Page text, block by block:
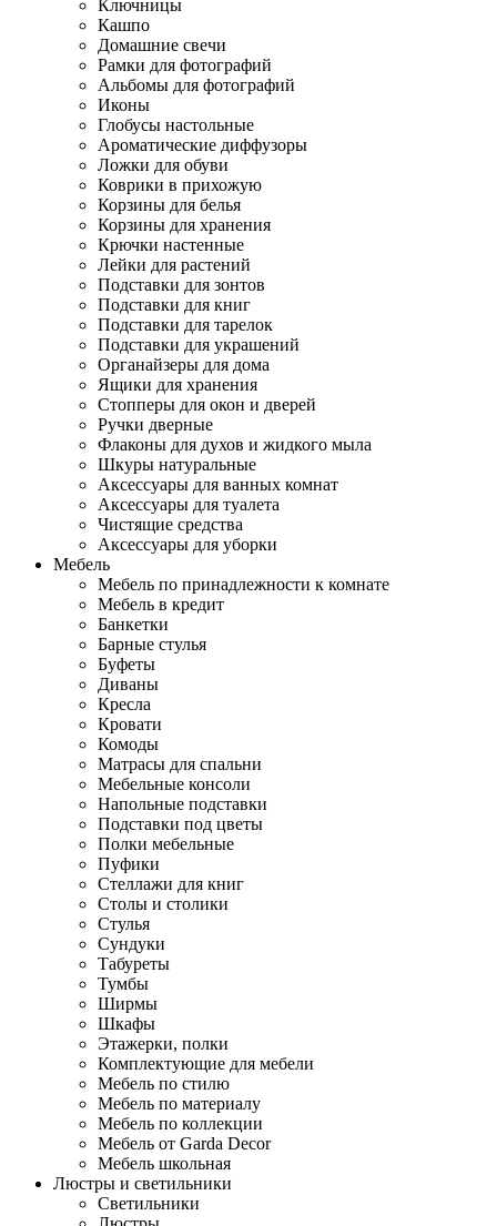
Ключницы
Кашпо
Домашние свечи
Рамки для фотографий
Альбомы для фотографий
Иконы
Глобусы настольные
Ароматические диффузоры
Ложки для обуви
Коврики в прихожую
Корзины для белья
Корзины для хранения
Крючки настенные
Лейки для растений
Подставки для зонтов
Подставки для книг
Подставки для тарелок
Подставки для украшений
Органайзеры для дома
Ящики для хранения
Стопперы для окон и дверей
Ручки дверные
Флаконы для духов и жидкого мыла
Шкуры натуральные
Аксессуары для ванных комнат
Аксессуары для туалета
Чистящие средства
Аксессуары для уборки
Мебель
Мебель по принадлежности к комнате
Мебель в кредит
Банкетки
Барные стулья
Буфеты
Диваны
Кресла
Кровати
Комоды
Матрасы для спальни
Мебельные консоли
Напольные подставки
Подставки под цветы
Полки мебельные
Пуфики
Стеллажи для книг
Столы и столики
Стулья
Сундуки
Табуреты
Тумбы
Ширмы
Шкафы
Этажерки, полки
Комплектующие для мебели
Мебель по стилю
Мебель по материалу
Мебель по коллекции
Мебель от Garda Decor
Мебель школьная
Люстры и светильники
Светильники